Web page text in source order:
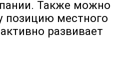
Также можно
позицию местного
развивает